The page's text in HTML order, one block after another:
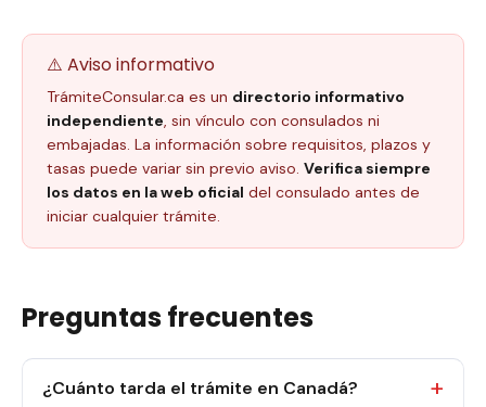
⚠️ Aviso informativo
TrámiteConsular.ca es un directorio informativo
independiente, sin vínculo con consulados ni
embajadas. La información sobre requisitos, plazos y
tasas puede variar sin previo aviso. Verifica siempre
los datos en la web oficial del consulado antes de
iniciar cualquier trámite.
Preguntas frecuentes
¿Cuánto tarda el trámite en Canadá?